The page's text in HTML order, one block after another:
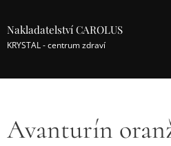
Nakladatelství CAROLUS
KRYSTAL - centrum zdraví
Avanturín